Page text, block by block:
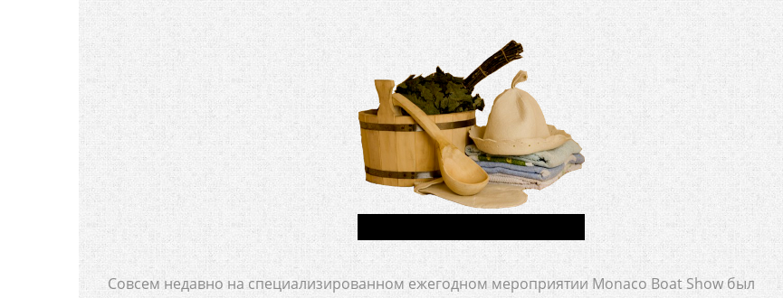
Совсем недавно на специализированном ежегодном мероприятии Monaco Boat Show был